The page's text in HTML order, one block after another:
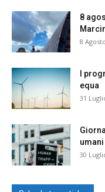
8
8
I
equa
31
umani
30